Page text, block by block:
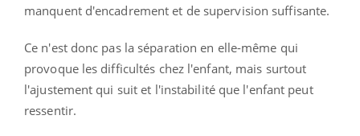
manquent d'encadrement et de supervision suffisante.
Ce n'est donc pas la séparation en elle-même qui
provoque les difficultés chez l'enfant, mais surtout
l'ajustement qui suit et l'instabilité que l'enfant peut
ressentir.